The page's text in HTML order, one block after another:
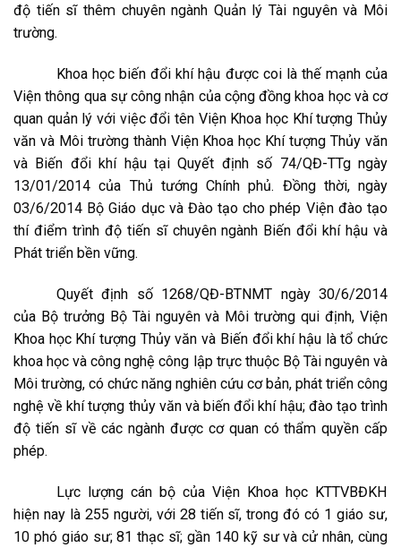
độ tiến sĩ thêm chuyên ngành Quản lý Tài nguyên và Môi
trường.
Khoa học biến đổi khí hậu được coi là thế mạnh của
Viện thông qua sự công nhận của cộng đồng khoa học và cơ
quan quản lý với việc đổi tên Viện Khoa học Khí tượng Thủy
văn và Môi trường thành Viện Khoa học Khí tượng Thủy văn
và Biến đổi khí hậu tại Quyết định số 74/QĐ-TTg ngày
13/01/2014 của Thủ tướng Chính phủ. Đồng thời, ngày
03/6/2014 Bộ Giáo dục và Đào tạo cho phép Viện đào tạo
thí điểm trình độ tiến sĩ chuyên ngành Biến đổi khí hậu và
Phát triển bền vững.
Quyết định số 1268/QĐ-BTNMT ngày 30/6/2014
của Bộ trưởng Bộ Tài nguyên và Môi trường qui định, Viện
Khoa học Khí tượng Thủy văn và Biến đổi khí hậu là tổ chức
khoa học và công nghệ công lập trực thuộc Bộ Tài nguyên và
Môi trường, có chức năng nghiên cứu cơ bản, phát triển công
nghệ về khí tượng thủy văn và biến đổi khí hậu; đào tạo trình
độ tiến sĩ về các ngành được cơ quan có thẩm quyền cấp
phép.
Lực lượng cán bộ của Viện Khoa học KTTVBĐKH
hiện nay là 255 người, với 28 tiến sĩ, trong đó có 1 giáo sư,
10 phó giáo sư; 81 thạc sĩ; gần 140 kỹ sư và cử nhân, cùng